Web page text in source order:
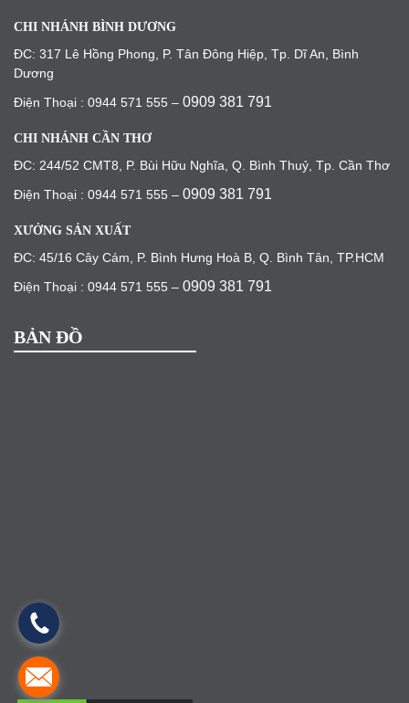
CHI NHÁNH BÌNH DƯƠNG
ĐC: 317 Lê Hồng Phong, P. Tân Đông Hiệp, Tp. Dĩ An, Bình
Dương
Điện Thoại : 0944 571 555 – 0909 381 791
CHI NHÁNH CẦN THƠ
ĐC: 244/52 CMT8, P. Bùi Hữu Nghĩa, Q. Bình Thuỷ, Tp. Cần Thơ
Điện Thoại : 0944 571 555 – 0909 381 791
XƯỞNG SẢN XUẤT
ĐC: 45/16 Cây Cám, P. Bình Hưng Hoà B, Q. Bình Tân, TP.HCM
Điện Thoại : 0944 571 555 – 0909 381 791
BẢN ĐỒ